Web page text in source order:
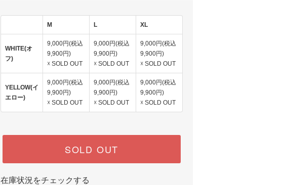
M L XL
WHITE(オ
フ)
9,000円(税込
9,900円)
☓ SOLD OUT
9,000円(税込
9,900円)
☓ SOLD OUT
9,000円(税込
9,900円)
☓ SOLD OUT
YELLOW(イ
エロー)
9,000円(税込
9,900円)
☓ SOLD OUT
9,000円(税込
9,900円)
☓ SOLD OUT
9,000円(税込
9,900円)
☓ SOLD OUT
SOLD OUT
在庫状況をチェックする